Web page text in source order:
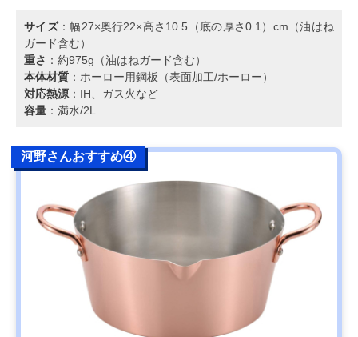
サイズ：幅27×奥行22×高さ10.5（底の厚さ0.1）cm（油はね
ガード含む）
重さ ：約975g（油はねガード含む）
本体材質 ：ホーロー用鋼板（表面加工/ホーロー）
対応熱源 ：IH、ガス火など
容量 ：満水/2L
河野さんおすすめ④